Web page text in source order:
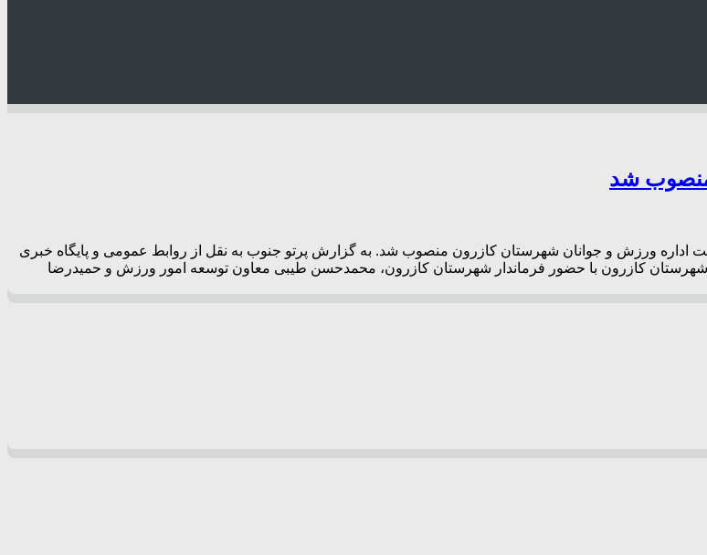
منصوب شد
ورزش و جوانان شهرستان کازرون منصوب شد. به گزارش پرتو جنوب به نقل از روابط عمومی و پایگاه خبری
کازرون با حضور فرماندار شهرستان کازرون، محمدحسن طیبی معاون توسعه امور ورزش و حمیدرضا